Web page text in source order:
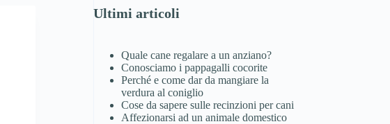
Ultimi articoli
Quale cane regalare a un anziano?
Conosciamo i pappagalli cocorite
Perché e come dar da mangiare la
verdura al coniglio
Cose da sapere sulle recinzioni per cani
Affezionarsi ad un animale domestico